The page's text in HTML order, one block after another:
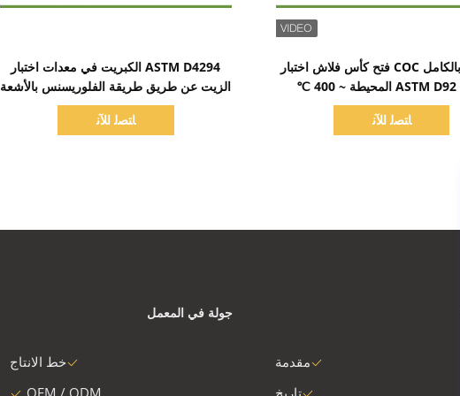
ASTM D4294 الكبريت في معدات اختبار
الزيت عن طريق طريقة الفلوريسنس بالأشعة
السينية
ﺎﺘﺼﻟ ﺍﻶﻧ
اظهر التفاصيل
التلقائي بالكامل COC فتح كأس فلاش اختبار
ﺎﺘﺼﻟ ﺍﻶﻧ
جولة في المعمل
خط الانتاج
OEM / ODM
مقدمة
تاريخ